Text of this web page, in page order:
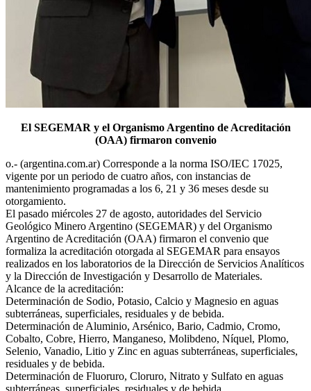
El SEGEMAR y el Organismo Argentino de Acreditación
(OAA) firmaron convenio
o.- (argentina.com.ar) Corresponde a la norma ISO/IEC 17025,
vigente por un periodo de cuatro años, con instancias de
mantenimiento programadas a los 6, 21 y 36 meses desde su
otorgamiento.
El pasado miércoles 27 de agosto, autoridades del Servicio
Geológico Minero Argentino (SEGEMAR) y del Organismo
Argentino de Acreditación (OAA) firmaron el convenio que
formaliza la acreditación otorgada al SEGEMAR para ensayos
realizados en los laboratorios de la Dirección de Servicios Analíticos
y la Dirección de Investigación y Desarrollo de Materiales.
Alcance de la acreditación:
Determinación de Sodio, Potasio, Calcio y Magnesio en aguas
subterráneas, superficiales, residuales y de bebida.
Determinación de Aluminio, Arsénico, Bario, Cadmio, Cromo,
Cobalto, Cobre, Hierro, Manganeso, Molibdeno, Níquel, Plomo,
Selenio, Vanadio, Litio y Zinc en aguas subterráneas, superficiales,
residuales y de bebida.
Determinación de Fluoruro, Cloruro, Nitrato y Sulfato en aguas
subterráneas, superficiales, residuales y de bebida.